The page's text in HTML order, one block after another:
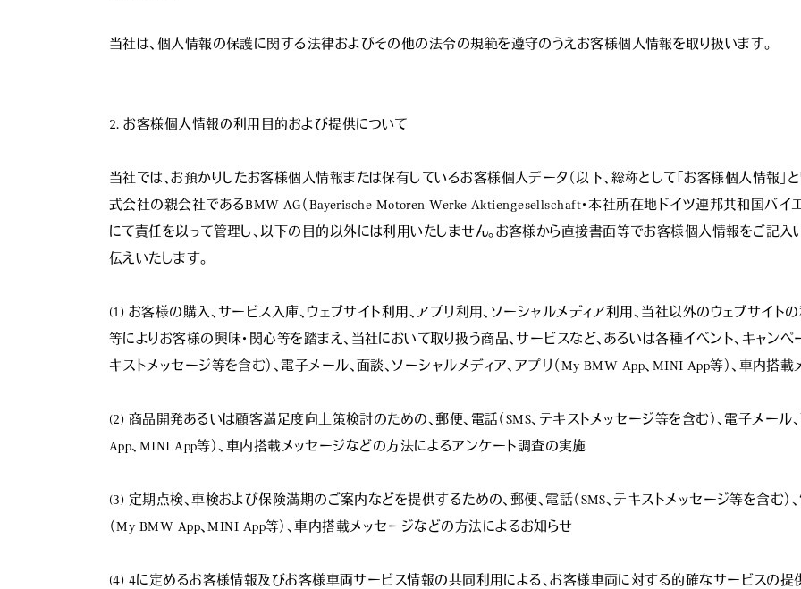
当社は、個人情報の保護に関する法律およびその他の法令の規範を遵守のうえお客様個人情報を取り扱います。
2. お客様個人情報の利用目的および提供について
当社では、お預かりしたお客様個人情報または保有しているお客様個人データ（以下、総称として｢お客様個人情報｣と
式会社の親会社であるBMW AG（Bayerische Motoren Werke Aktiengesellschaft・本社所在地ドイツ連邦共和国バイエ
にて責任を以って管理し、以下の目的以外には利用いたしません。お客様から直接書面等でお客様個人情報をご記
伝えいたします。
(1) お客様の購入、サービス入庫、ウェブサイト利用、アプリ利用、ソーシャルメディア利用、当社以外のウェブサイ
等によりお客様の興味・関心等を踏まえ、当社において取り扱う商品、サービスなど、あるいは各種イベント、キャンペ
キストメッセージ等を含む）、電子メール、面談、ソーシャルメディア、アプリ（My BMW App、MINI App等）、車内搭
(2) 商品開発あるいは顧客満足度向上策検討のための、郵便、電話（SMS、テキストメッセージ等を含む）、電子メール
App、MINI App等）、車内搭載メッセージなどの方法によるアンケート調査の実施
(3) 定期点検、車検および保険満期のご案内などを提供するための、郵便、電話（SMS、テキストメッセージ等を含む）
（My BMW App、MINI App等）、車内搭載メッセージなどの方法によるお知らせ
(4) 4に定めるお客様情報及びお客様車両サービス情報の共同利用による、お客様車両に対する的確なサービスの提